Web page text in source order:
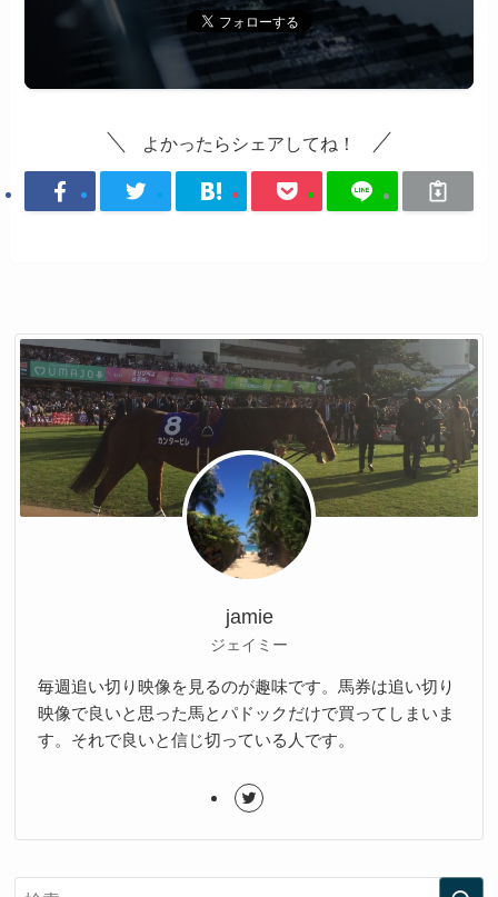
よかったらシェアしてね！
jamie
ジェイミー
毎週追い切り映像を見るのが趣味です。馬券は追い切り
映像で良いと思った馬とパドックだけで買ってしまいま
す。それで良いと信じ切っている人です。